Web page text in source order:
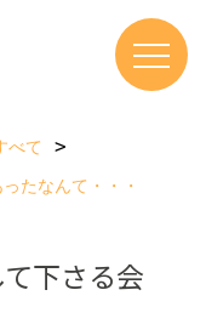
べて
たなんて・・・
下さる会